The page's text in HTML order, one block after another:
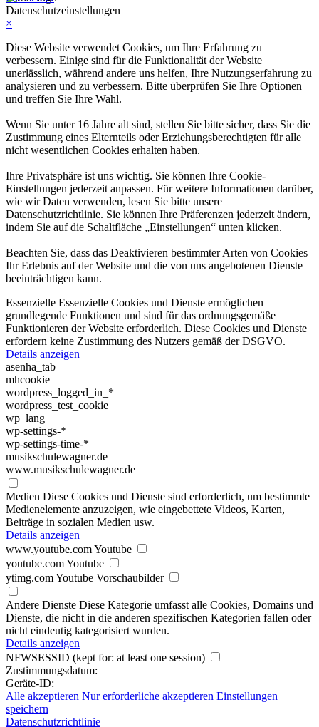
Datenschutzeinstellungen
×
Diese Website verwendet Cookies, um Ihre Erfahrung zu
verbessern. Einige sind für die Funktionalität der Website
unerlässlich, während andere uns helfen, Ihre Nutzungserfahrung zu
analysieren und zu verbessern. Bitte überprüfen Sie Ihre Optionen
und treffen Sie Ihre Wahl.
Wenn Sie unter 16 Jahre alt sind, stellen Sie bitte sicher, dass Sie die
Zustimmung eines Elternteils oder Erziehungsberechtigten für alle
nicht wesentlichen Cookies erhalten haben.
Ihre Privatsphäre ist uns wichtig. Sie können Ihre Cookie-
Einstellungen jederzeit anpassen. Für weitere Informationen darüber,
wie wir Daten verwenden, lesen Sie bitte unsere
Datenschutzrichtlinie. Sie können Ihre Präferenzen jederzeit ändern,
indem Sie auf die Schaltfläche „Einstellungen“ unten klicken.
Beachten Sie, dass das Deaktivieren bestimmter Arten von Cookies
Ihr Erlebnis auf der Website und die von uns angebotenen Dienste
beeinträchtigen kann.
Essenzielle Essenzielle Cookies und Dienste ermöglichen
grundlegende Funktionen und sind für das ordnungsgemäße
Funktionieren der Website erforderlich. Diese Cookies und Dienste
erfordern keine Zustimmung des Nutzers gemäß der DSGVO.
Details anzeigen
asenha_tab
mhcookie
wordpress_logged_in_*
wordpress_test_cookie
wp_lang
wp-settings-*
wp-settings-time-*
musikschulewagner.de
www.musikschulewagner.de
Medien Diese Cookies und Dienste sind erforderlich, um bestimmte
Medienelemente anzuzeigen, wie eingebettete Videos, Karten,
Beiträge in sozialen Medien usw.
Details anzeigen
www.youtube.comYoutube
youtube.comYoutube
ytimg.comYoutube Vorschaubilder
Andere Dienste Diese Kategorie umfasst alle Cookies, Domains und
Dienste, die nicht in die anderen spezifischen Kategorien fallen oder
nicht eindeutig kategorisiert wurden.
Details anzeigen
NFWSESSID (kept for: at least one session)
Zustimmungsdatum:
Geräte-ID:
Alle akzeptieren Nur erforderliche akzeptieren Einstellungen
speichern
Datenschutzrichtlinie